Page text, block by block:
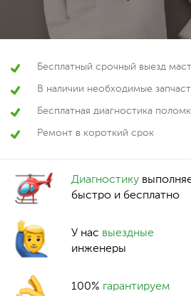
Бесплатный срочный выезд
В наличии необходимые
Бесплатная диагностика
Ремонт в короткий срок
Диагностику
быстро и бесплатно
У нас выездные
инженеры
100% гарантируем